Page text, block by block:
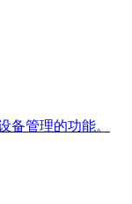
备管理的功能。